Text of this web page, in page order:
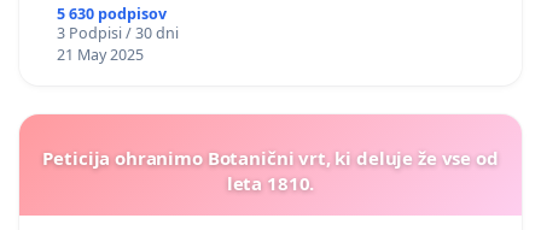
5 630 podpisov
3 Podpisi / 30 dni
21 May 2025
Peticija ohranimo Botanični vrt, ki deluje že vse od
leta 1810.